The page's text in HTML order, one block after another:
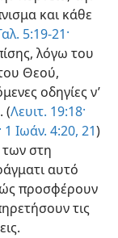
και κάθε
5:19-21·
λόγω του
Θεού,
οδηγίες ν’
(Λευιτ. 19:18·
1 Ιωάν. 4:20, 21)
των στη
αυτό
προσφέρουν
τις